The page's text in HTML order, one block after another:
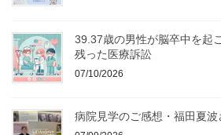
39.37歳の男性が脳卒中を起
残った医療訴訟
07/10/2026
病院見学のご感想・福田夏波